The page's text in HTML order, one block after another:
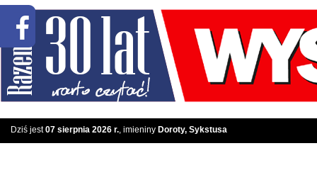
Dziś jest07 sierpnia 2026 r., imieniny Doroty, Sykstusa